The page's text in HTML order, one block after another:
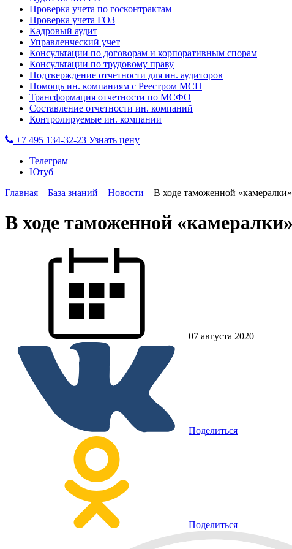
Проверка учета по госконтрактам
Проверка учета ГОЗ
Кадровый аудит
Управленческий учет
Консультации по договорам и корпоративным спорам
Консультации по трудовому праву
Подтверждение отчетности для ин. аудиторов
Помощь ин. компаниям с Реестром МСП
Трансформация отчетности по МСФО
Составление отчетности ин. компаний
Контролируемые ин. компании
+7 495 134-32-23 Узнать цену
Телеграм
Ютуб
Главная—База знаний—Новости—В ходе таможенной
В ходе таможенной
07 августа 2020
Поделиться
Поделиться